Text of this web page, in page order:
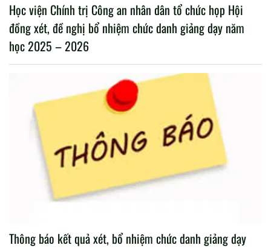
Học viện Chính trị Công an nhân dân tổ chức họp Hội
đồng xét, đề nghị bổ nhiệm chức danh giảng dạy năm
học 2025 – 2026
Thông báo kết quả xét, bổ nhiệm chức danh giảng dạy